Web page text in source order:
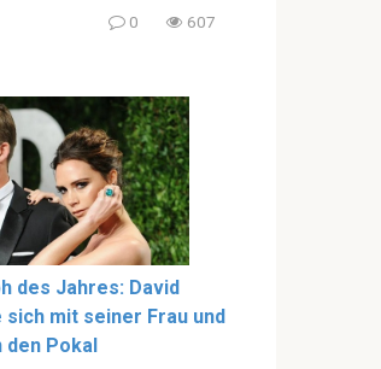
0 607
des Jahres: David
sich mit seiner Frau und
Pokal